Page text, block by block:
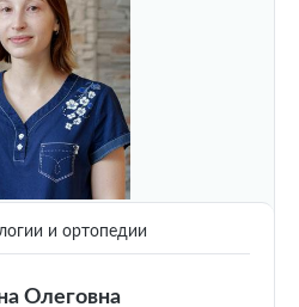
и ортопедии
Олеговна